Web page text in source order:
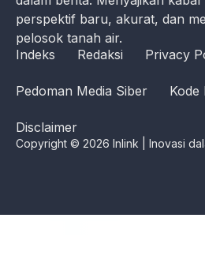
perspektif baru, akurat, dan
pelosok tanah air.
Indeks
Redaksi Privacy
Pedoman Media Siber Kode
Disclaimer
Copyright © 2026 Inlink | Inovasi